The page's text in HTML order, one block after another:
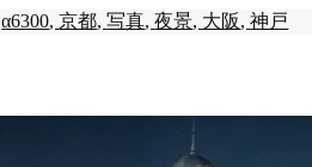
α6300,京都,写真,夜景, 大阪,神戸